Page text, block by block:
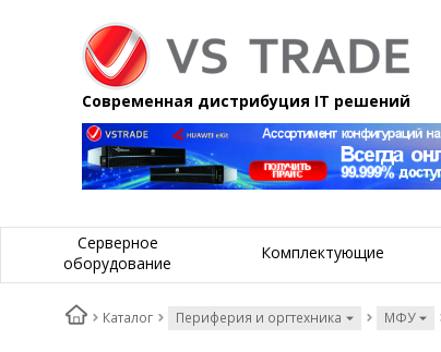
Современная дистрибуция IT решений
Серверное
оборудование
Комплектующие
Каталог Периферия и оргтехника МФУ